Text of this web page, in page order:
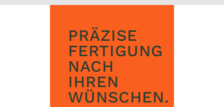
PRÄZISE
FERTIGUNG
NACH
IHREN
WÜNSCHEN.